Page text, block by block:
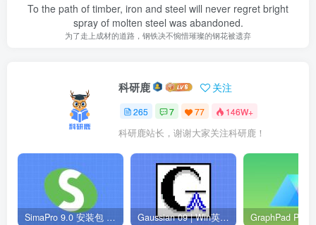
To the path of timber, iron and steel will never regret bright
spray of molten steel was abandoned.
为了走上成材的道路，钢铁决不惋惜璀璨的钢花被遗弃
科研鹿 关注
265 7 77 146W+
科研鹿站长，谢谢大家关注科研鹿！
SimaPro 9.0 安装包 | Win英文版 | 生命周期评估软件 | 安装教程 Gaussian 09 | Win英文版 | 量子化学软件 | 安装教程